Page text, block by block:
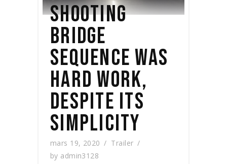
SHOOTING
BRIDGE
SEQUENCE WAS
HARD WORK,
DESPITE ITS
SIMPLICITY
mars 19, 2020
Trailer
by admin3128